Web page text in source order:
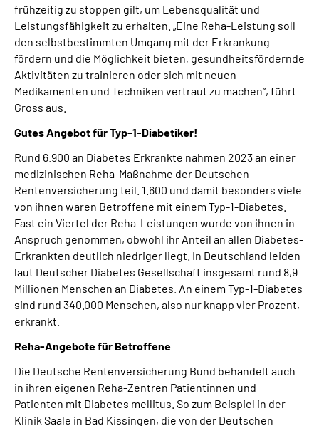
frühzeitig zu stoppen gilt, um Lebensqualität und
Leistungsfähigkeit zu erhalten. „Eine Reha-Leistung soll
den selbstbestimmten Umgang mit der Erkrankung
fördern und die Möglichkeit bieten, gesundheitsfördernde
Aktivitäten zu trainieren oder sich mit neuen
Medikamenten und Techniken vertraut zu machen“, führt
Gross aus.
Gutes Angebot für Typ-1-Diabetiker!
Rund 6.900 an Diabetes Erkrankte nahmen 2023 an einer
medizinischen Reha-Maßnahme der Deutschen
Rentenversicherung teil. 1.600 und damit besonders viele
von ihnen waren Betroffene mit einem Typ-1-Diabetes.
Fast ein Viertel der Reha-Leistungen wurde von ihnen in
Anspruch genommen, obwohl ihr Anteil an allen Diabetes-
Erkrankten deutlich niedriger liegt. In Deutschland leiden
laut Deutscher Diabetes Gesellschaft insgesamt rund 8,9
Millionen Menschen an Diabetes. An einem Typ-1-Diabetes
sind rund 340.000 Menschen, also nur knapp vier Prozent,
erkrankt.
Reha-Angebote für Betroffene
Die Deutsche Rentenversicherung Bund behandelt auch
in ihren eigenen Reha-Zentren Patientinnen und
Patienten mit Diabetes mellitus. So zum Beispiel in der
Klinik Saale in Bad Kissingen, die von der Deutschen